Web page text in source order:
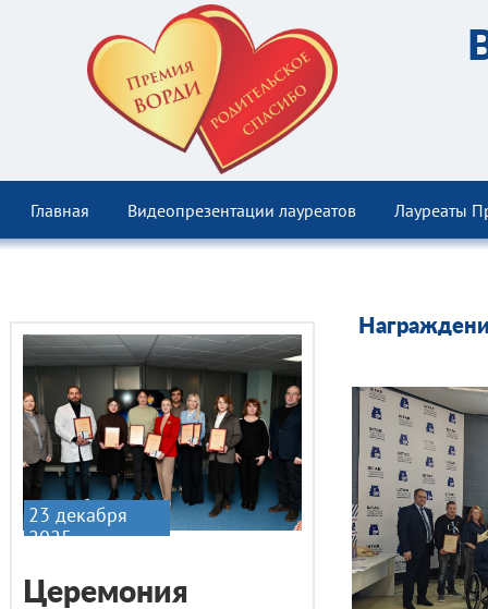
Главная Видеопрезентации лауреатов Лауреаты
Церемония
23 декабря
2025